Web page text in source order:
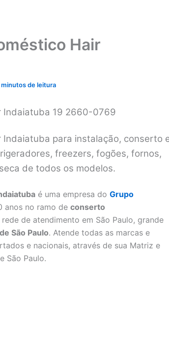
Hair
minutos de leitura
Indaiatuba 19 2660-0769
para instalação, conserto
freezers, fogões, fornos,
de todos os modelos.
é uma empresa do Grupo
anos no ramo de conserto
de atendimento em São Paulo, grande
São Paulo. Atende todas as marcas e
e nacionais, através de sua Matriz e
São Paulo.